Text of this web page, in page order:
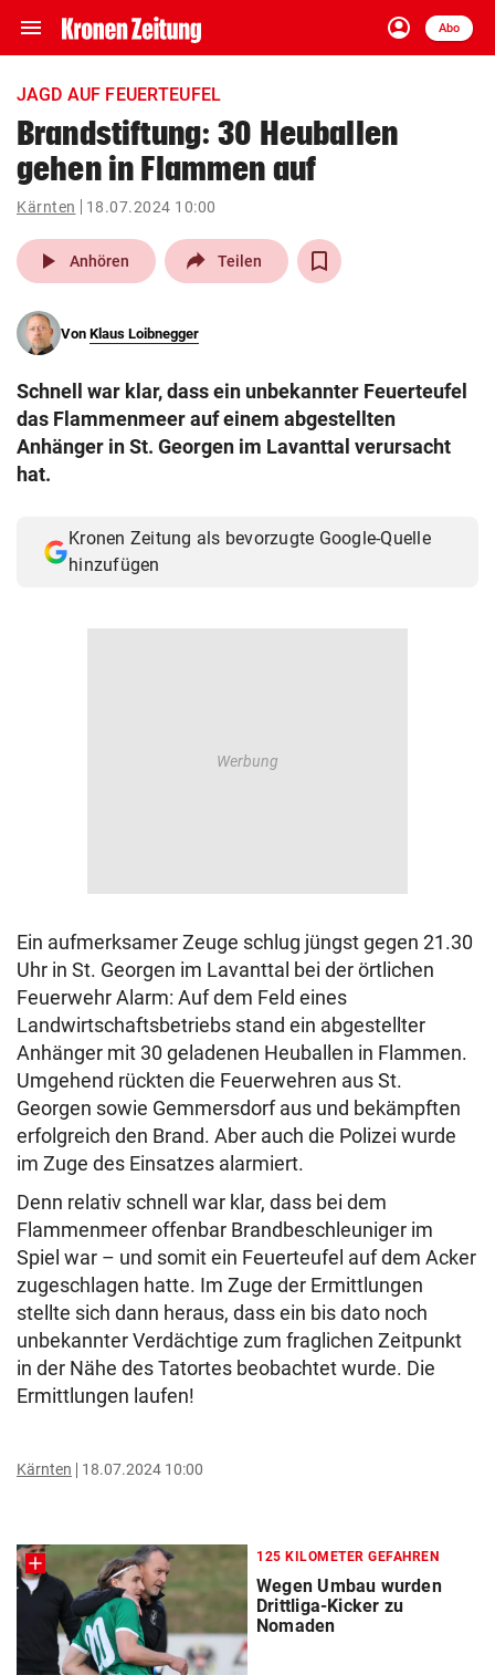
menu Navigation
ein-/ausklappen
account_circle
Anmelden
Abo
close Schließen
account_circle Anmelden
pin_drop
Wien arrow_right
search
eingeben
Muthgasse 2, 1190 Wien
JAGD AUF FEUERTEUFEL
Brandstiftung: 30 Heuballen
gehen in Flammen auf
Kärnten 18.07.2024 10:00
play_arrow Anhören Teilen
Von Klaus Loibnegger
Schnell war klar, dass ein unbekannter Feuerteufel
das Flammenmeer auf einem abgestellten
Anhänger in St. Georgen im Lavanttal verursacht
hat.
Kronen Zeitung als bevorzugte Google-Quelle
hinzufügen
Ein aufmerksamer Zeuge schlug jüngst gegen 21.30
Uhr in St. Georgen im Lavanttal bei der örtlichen
Feuerwehr Alarm: Auf dem Feld eines
Landwirtschaftsbetriebs stand ein abgestellter
Anhänger mit 30 geladenen Heuballen in Flammen.
Umgehend rückten die Feuerwehren aus St.
Georgen sowie Gemmersdorf aus und bekämpften
erfolgreich den Brand. Aber auch die Polizei wurde
im Zuge des Einsatzes alarmiert.
Denn relativ schnell war klar, dass bei dem
Flammenmeer offenbar Brandbeschleuniger im
Spiel war – und somit ein Feuerteufel auf dem Acker
zugeschlagen hatte. Im Zuge der Ermittlungen
stellte sich dann heraus, dass ein bis dato noch
unbekannter Verdächtige zum fraglichen Zeitpunkt
in der Nähe des Tatortes beobachtet wurde. Die
Ermittlungen laufen!
Kärnten 18.07.2024 10:00
125 KILOMETER GEFAHREN
Wegen Umbau wurden
Drittliga-Kicker zu
Nomaden